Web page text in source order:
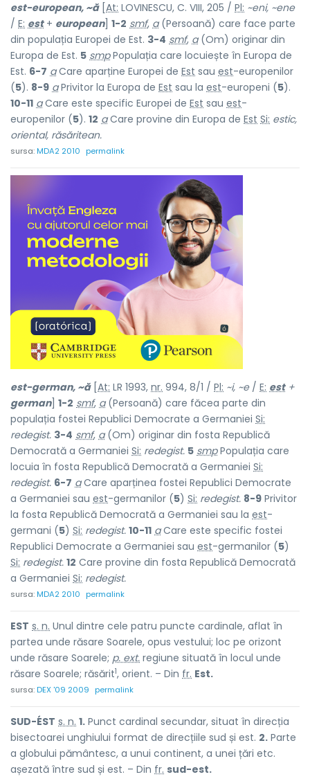
est-european, ~ă[ At: LOVINESCU, C. VIII, 205 / Pl: ~eni, ~ene
/ E: est+ european] 1-2 smf, a(Persoană) care face parte
din populația Europei de Est. 3-4 smf, a(Om) originar din
Europa de Est. 5 smpPopulația care locuiește în Europa de
Est. 6-7 aCare aparține Europei de Est sau est-europenilor
(5). 8-9 aPrivitor la Europa de Est sau la est-europeni (5).
10-11 aCare este specific Europei de Est sau est-
europenilor (5). 12 aCare provine din Europa de Est Si: estic,
oriental, răsăritean.
sursa:MDA2 2010 permalink
est-german, ~ă[ At: LR 1993, nr. 994, 8/1 / Pl: ~i, ~e/ E: est +
german] 1-2 smf, a(Persoană) care făcea parte din
populația fostei Republici Democrate a Germaniei Si:
redegist. 3-4 smf, a(Om) originar din fosta Republică
Democrată a Germaniei Si: redegist. 5 smpPopulația care
locuia în fosta Republică Democrată a Germaniei Si:
redegist. 6-7 aCare aparținea fostei Republici Democrate
a Germaniei sau est-germanilor (5) Si: redegist. 8-9 Privitor
la fosta Republică Democrată a Germaniei sau la est-
germani (5) Si: redegist. 10-11 aCare este specific fostei
Republici Democrate a Germaniei sau est-germanilor (5)
Si: redegist. 12 Care provine din fosta Republică Democrată
a Germaniei Si: redegist.
sursa:MDA2 2010 permalink
EST s. n. Unul dintre cele patru puncte cardinale, aflat în
partea unde răsare Soarele, opus vestului; loc pe orizont
unde răsare Soarele; p. ext. regiune situată în locul unde
răsare Soarele; răsărit1, orient. – Din fr. Est.
sursa:DEX '09 2009 permalink
SUD-ÉST s. n. 1. Punct cardinal secundar, situat în direcția
bisectoarei unghiului format de direcțiile sud și est. 2. Parte
a globului pământesc, a unui continent, a unei țări etc.
așezată între sud și est. – Din fr. sud-est.